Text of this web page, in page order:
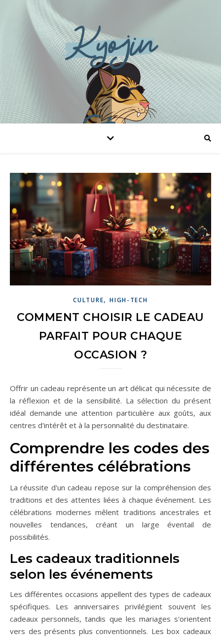
CULTURE,HIGH-TECH
COMMENT CHOISIR LE CADEAU
PARFAIT POUR CHAQUE
OCCASION ?
Offrir un cadeau représente un art délicat qui nécessite de
la réflexion et de la sensibilité. La sélection du présent
idéal demande une attention particulière aux goûts, aux
centres d'intérêt et à la personnalité du destinataire.
Comprendre les codes des
différentes célébrations
La réussite d'un cadeau repose sur la compréhension des
traditions et des attentes liées à chaque événement. Les
célébrations modernes mêlent traditions ancestrales et
nouvelles tendances, créant un large éventail de
possibilités.
Les cadeaux traditionnels
selon les événements
Les différentes occasions appellent des types de cadeaux
spécifiques. Les anniversaires privilégient souvent les
cadeaux personnels, tandis que les mariages s'orientent
vers des présents plus conventionnels. Les box cadeaux